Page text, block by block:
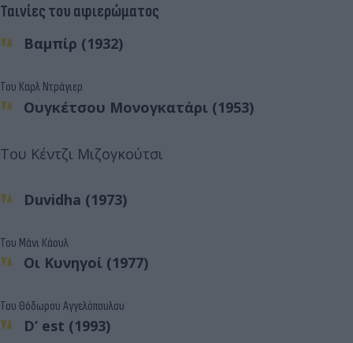
Ταινίες του αφιερώματος
Βαμπίρ (1932)
Του Καρλ Ντράγιερ
Ουγκέτσου Mονογκατάρι (1953)
Του Κέντζι Μιζογκούτσι
Duvidha (1973)
Του Μάνι Κάουλ
Οι Κυνηγοί (1977)
Του Θόδωρου Αγγελόπουλου
D’ est (1993)